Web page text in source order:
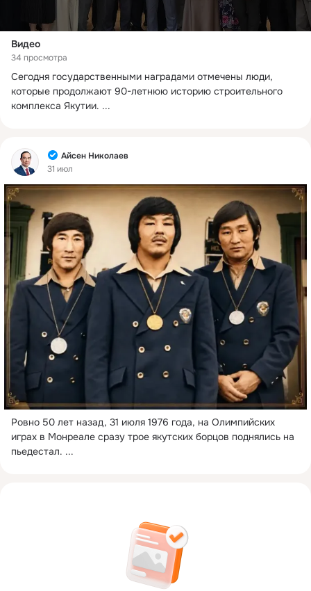
Видео
34 просмотра
Сегодня государственными наградами отмечены люди,
которые продолжают 90-летнюю историю строительного
комплекса Якутии. ...
Фид
Айсен Николаев
31 июл
Ровно 50 лет назад, 31 июля 1976 года, на Олимпийских
играх в Монреале сразу трое якутских борцов поднялись на
пьедестал. ...